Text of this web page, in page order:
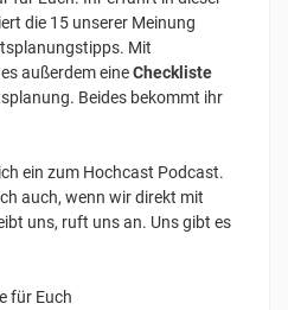
die 15 unserer Meinung
Mit
außerdem eineCheckliste
Beides bekommt ihr
ein zum Hochcast Podcast.
auch, wenn wir direkt mit
uns, ruft uns an. Uns gibt es
für Euch